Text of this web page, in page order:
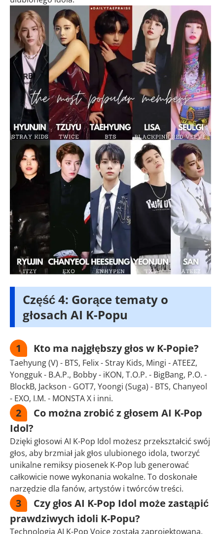
Część 4: Gorące tematy o
głosach AI K-Popu
1 Kto ma najgłębszy głos w K-Popie?
Taehyung (V) - BTS, Felix - Stray Kids, Mingi - ATEEZ,
Yongguk - B.A.P., Bobby - iKON, T.O.P. - BigBang, P.O. -
BlockB, Jackson - GOT7, Yoongi (Suga) - BTS, Chanyeol
- EXO, I.M. - MONSTA X i inni.
2
Co można zrobić z głosem AI K-Pop
Idol?
Dzięki głosowi AI K-Pop Idol możesz przekształcić swój
głos, aby brzmiał jak głos ulubionego idola, tworzyć
unikalne remiksy piosenek K-Pop lub generować
całkowicie nowe wykonania wokalne. To doskonałe
narzędzie dla fanów, artystów i twórców treści.
3
Czy głos AI K-Pop Idol może zastąpić
prawdziwych idoli K-Popu?
Technologia AI K-Pop Voice została zaprojektowana,